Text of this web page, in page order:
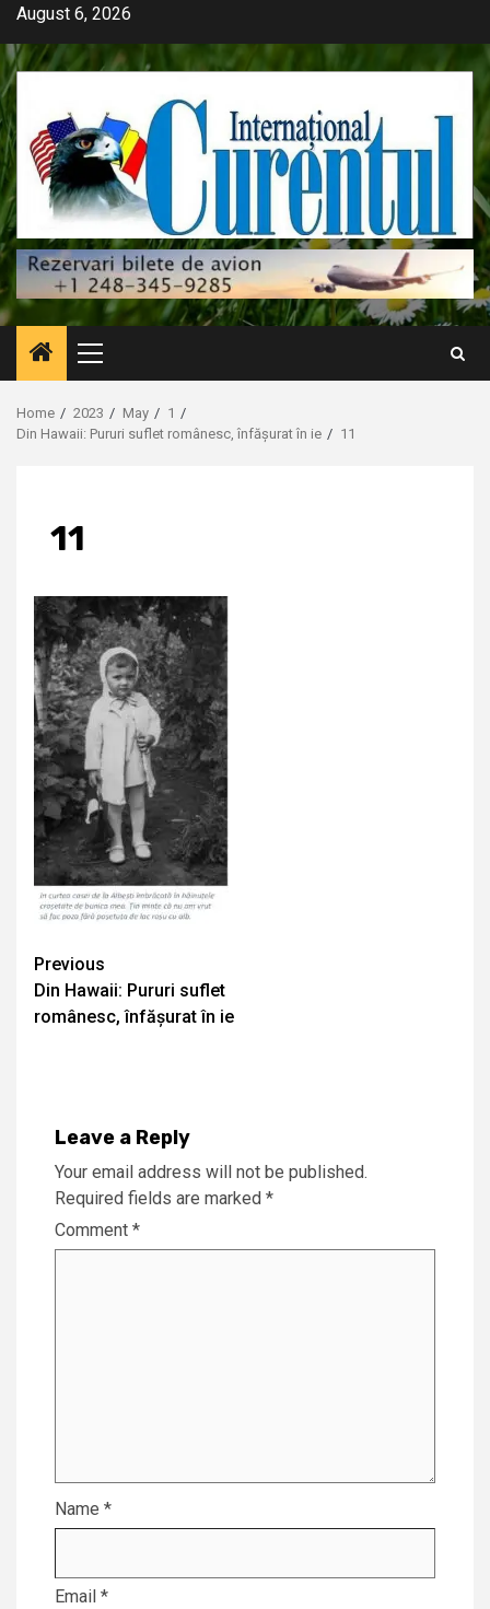
Skip
content
August 6, 2026
Primary
Menu
Home 2023 May
1
Din Hawaii: Pururi suflet românesc, înfășurat în ie
11
11
Continue
Reading
Previous
Din Hawaii: Pururi suflet
românesc, înfășurat în ie
Leave a Reply
Your email address will not be published.
Required fields are marked *
Comment *
Name *
Email *